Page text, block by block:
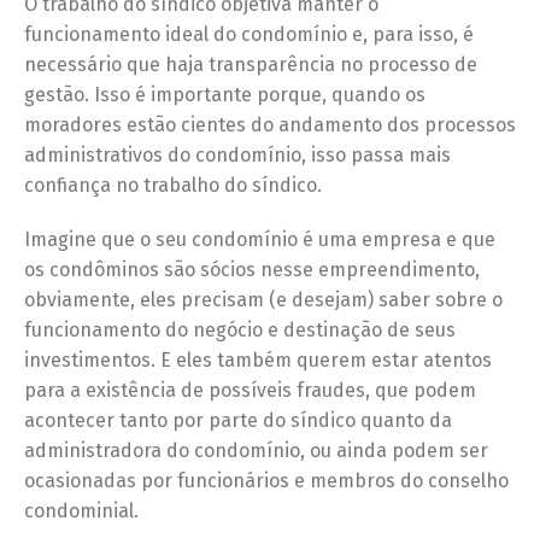
funcionamento ideal do condomínio e, para isso, é
necessário que haja transparência no processo de
gestão. Isso é importante porque, quando os
moradores estão cientes do andamento dos processos
administrativos do condomínio, isso passa mais
confiança no trabalho do síndico.
Imagine que o seu condomínio é uma empresa e que
os condôminos são sócios nesse empreendimento,
obviamente, eles precisam (e desejam) saber sobre o
funcionamento do negócio e destinação de seus
investimentos. E eles também querem estar atentos
para a existência de possíveis fraudes, que podem
acontecer tanto por parte do síndico quanto da
administradora do condomínio, ou ainda podem ser
ocasionadas por funcionários e membros do conselho
condominial.